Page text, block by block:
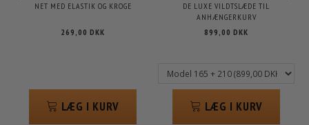
NET MED ELASTIK OG KROGE
269,00 DKK
LÆG I KURV
DE LUXE VILDTSLÆDE TIL
ANHÆNGERKURV
899,00 DKK
LÆG I KURV